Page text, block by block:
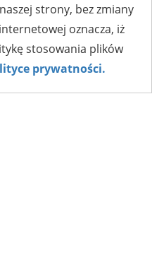
strony, bez zmiany
oznacza, iż
stosowania plików
prywatności.